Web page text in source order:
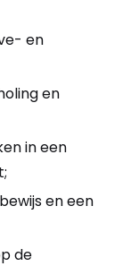
en
en
in een
en een
de